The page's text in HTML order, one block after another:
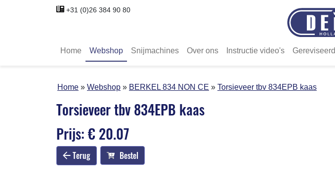
+31 (0)26 384 90 80
Home Webshop Snijmachines Over ons Instructie video's Gereviseerd
Home Webshop BERKEL 834 NON CE Torsieveer tbv 834EPB kaas
Torsieveer tbv 834EPB kaas
Prijs: € 20.07
Terug Bestel